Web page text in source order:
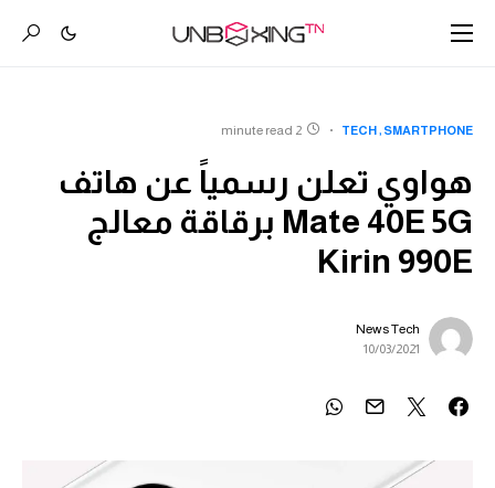
SMARTPHONE
TECH
2 minute read
هواوي تعلن رسمياً عن هاتف
Mate 40E 5G برقاقة معالج
Kirin 990E
News Tech
10/03/2021